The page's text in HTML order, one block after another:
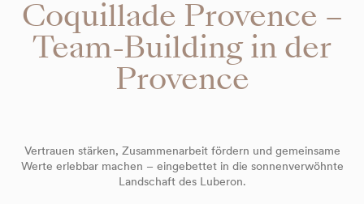
Coquillade Provence –
Team-Building in der
Provence
Vertrauen stärken, Zusammenarbeit fördern und gemeinsame
Werte erlebbar machen – eingebettet in die sonnenverwöhnte
Landschaft des Luberon.